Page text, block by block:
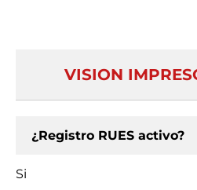
VISION
¿Registro RUES activo?
Si